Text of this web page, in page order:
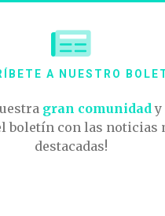
A NUESTRO
gran comunidady
boletín con las noticias
destacadas!